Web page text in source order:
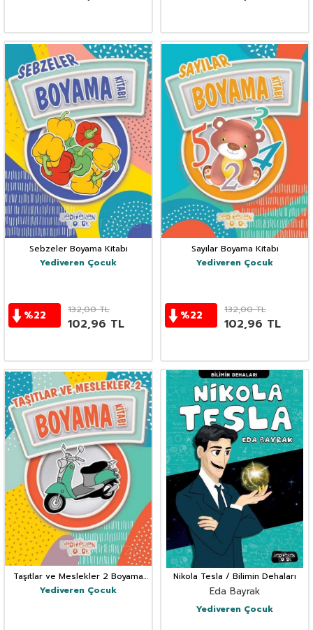
Sebzeler Boyama Kitabı
Yediveren Çocuk
%22 132,00TL
102,96 TL
Sayılar Boyama Kitabı
Yediveren Çocuk
%22 132,00TL
102,96 TL
Taşıtlar ve Meslekler 2 Boyama
Kitabı
Yediveren Çocuk
Nikola Tesla / Bilimin Dehaları
Eda Bayrak
Yediveren Çocuk